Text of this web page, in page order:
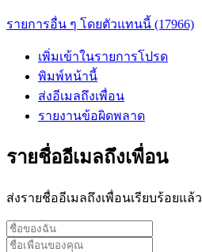
รายการอื่น ๆ โดยตัวแทนนี้ (17966)
เพิ่มเข้าในรายการโปรด
พิมพ์หน้านี้
ส่งอีเมลถึงเพื่อน
รายงานข้อผิดพลาด
รายชื่ออีเมลถึงเพื่อน
ส่งรายชื่ออีเมลถึงเพื่อนเรียบร้อยแล้ว